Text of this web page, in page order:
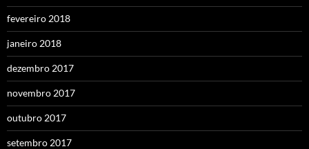
fevereiro 2018
janeiro 2018
dezembro 2017
novembro 2017
outubro 2017
setembro 2017